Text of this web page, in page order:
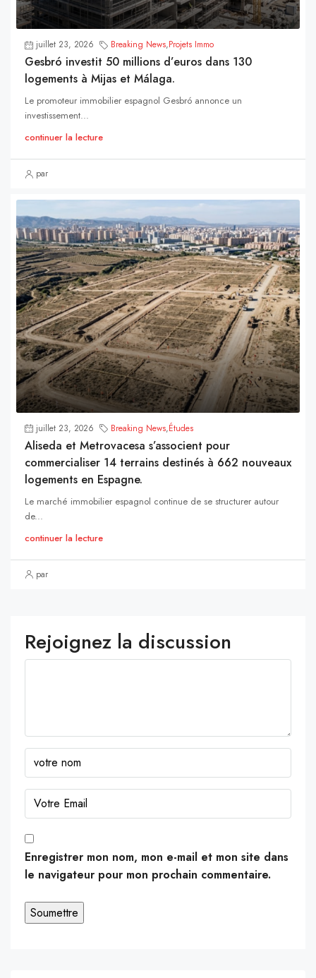
juillet 23, 2026 Breaking News,Projets Immo
Gesbró investit 50 millions d’euros dans 130
logements à Mijas et Málaga.
Le promoteur immobilier espagnol Gesbró annonce un
investissement...
continuer la lecture
par
juillet 23, 2026 Breaking News,Études
Aliseda et Metrovacesa s’associent pour
commercialiser 14 terrains destinés à 662 nouveaux
logements en Espagne.
Le marché immobilier espagnol continue de se structurer autour
de...
continuer la lecture
par
Rejoignez la discussion
Enregistrer mon nom, mon e-mail et mon site dans
le navigateur pour mon prochain commentaire.